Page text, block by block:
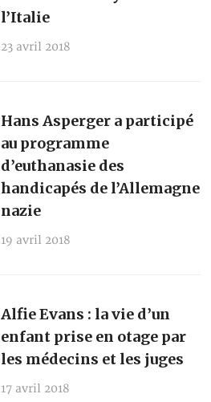
l’Italie
23 avril 2018
Hans Asperger a participé
au programme
d’euthanasie des
handicapés de l’Allemagne
nazie
19 avril 2018
Alfie Evans : la vie d’un
enfant prise en otage par
les médecins et les juges
17 avril 2018